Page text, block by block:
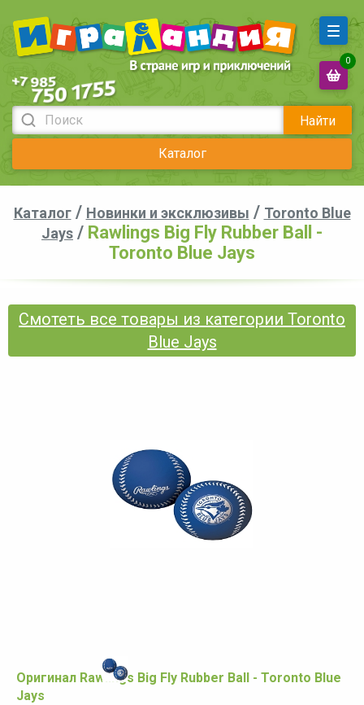
Найти
Каталог
0
Каталог/ Новинки и эксклюзивы / Toronto Blue
Jays / Rawlings Big Fly Rubber Ball -
Toronto Blue Jays
Смотеть все товары из категории Toronto
Blue Jays
Оригинал Rawlings Big Fly Rubber Ball - Toronto Blue
Jays